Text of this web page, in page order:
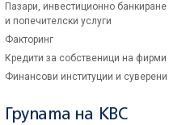
Пазари, инвестиционно банкиране
и попечителски услуги
Факторинг
Кредити за собственици на фирми
Финансови институции и суверени
Групата на KBC